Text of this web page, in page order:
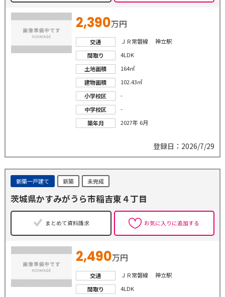
2,390万円
交通
ＪＲ常磐線 神立駅
間取り
4LDK
土地面積
164㎡
建物面積
102.43㎡
小学校区
-
中学校区
-
築年月
2027年 6月
登録日：2026/7/29
新築一戸建て 新築 未完成
茨城県かすみがうら市稲吉東４丁目
まとめて資料請求 お気に入りに追加する
2,490万円
交通
ＪＲ常磐線 神立駅
間取り
4LDK